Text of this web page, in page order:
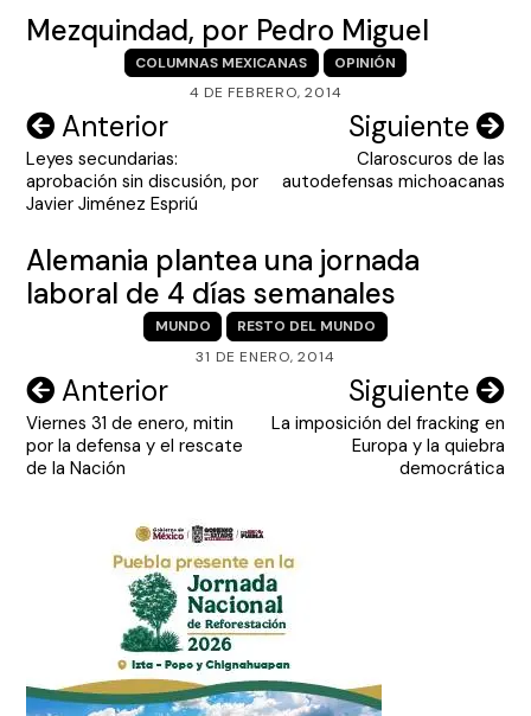
Mezquindad, por Pedro Miguel
COLUMNAS MEXICANAS
OPINIÓN
4 DE FEBRERO, 2014
Navegación
de
entradas
Anterior
Leyes secundarias:
aprobación sin discusión, por
Javier Jiménez Espriú
Siguiente
Claroscuros de las
autodefensas michoacanas
Alemania plantea una jornada
laboral de 4 días semanales
MUNDO
RESTO DEL MUNDO
31 DE ENERO, 2014
Navegación
de
entradas
Anterior
Viernes 31 de enero, mitin
por la defensa y el rescate
de la Nación
Siguiente
La imposición del fracking en
Europa y la quiebra
democrática